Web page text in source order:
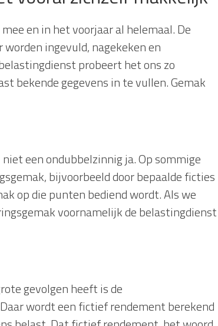
en in het voorjaar al helemaal. De
ingevuld, nagekeken en
probeert het ons zo
bekende gegevens in te vullen. Gemak
een ondubbelzinnig ja. Op sommige
bijvoorbeeld door bepaalde ficties
op die punten bediend wordt. Als we
voornamelijk de belastingdienst
gevolgen heeft is de
wordt een fictief rendement berekend